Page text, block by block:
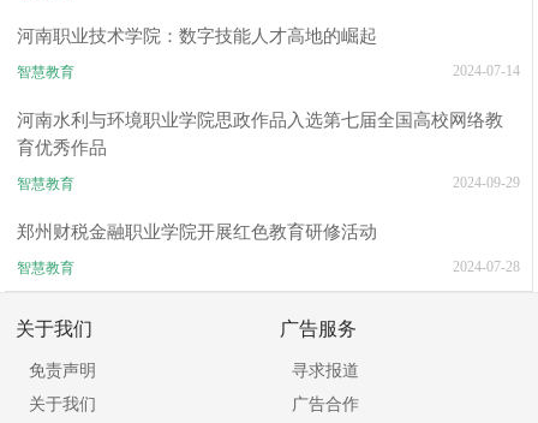
河南职业技术学院：数字技能人才高地的崛起
智慧教育 2024-07-14
河南水利与环境职业学院思政作品入选第七届全国高校网络教
育优秀作品
智慧教育 2024-09-29
郑州财税金融职业学院开展红色教育研修活动
智慧教育 2024-07-28
关于我们
免责声明
关于我们
广告服务
寻求报道
广告合作